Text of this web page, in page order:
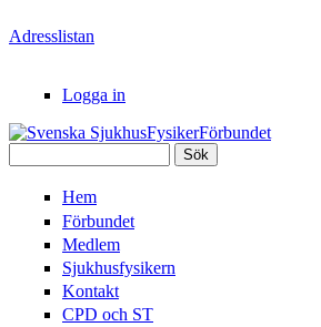
Adresslistan
Logga in
SjukhusFysikerFörbundet
Hem
Förbundet
Medlem
Sjukhusfysikern
Kontakt
CPD och ST